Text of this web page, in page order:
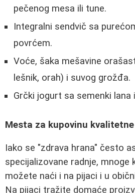
pečenog mesa ili tune.
Integralni sendvič sa
povrćem.
Voće, šaka mešavine
lešnik, orah) i suvog grožđa.
Grčki jogurt sa semenki lana
Mesta za kupovinu
Iako se "zdrava hrana" često
specijalizovane radnje, mnoge
možete naći i na pijaci i u
Na pijaci tražite domaće